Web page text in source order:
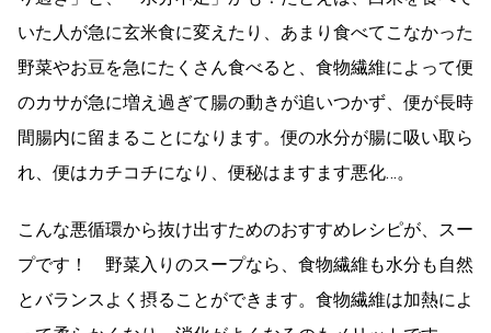
いた人が急に玄米食に変えたり、あまり食べてこなかった
野菜やお豆を急にたくさん食べると、食物繊維によって便
のカサが急に増え過ぎて腸の動きが追いつかず、便が長時
間腸内に留まることになります。便の水分が腸に吸い取ら
れ、便はカチコチになり、便秘はますます悪化…。
こんな悪循環から抜け出すためのおすすめレシピが、スー
プです！ 野菜入りのスープなら、食物繊維も水分も自然
とバランスよく摂ることができます。食物繊維は加熱によ